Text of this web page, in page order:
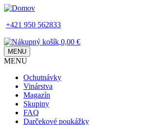
Skip
main
+421 950 562833
0,00 €
MENU
navigation
MENU
Ochutnávky
Vinárstva
Magazín
Skupiny
FAQ
Darčekové poukážky